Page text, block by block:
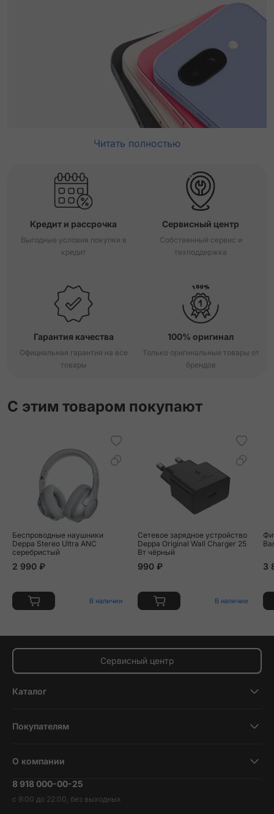
Читать полностью
Кредит и рассрочка
Выгодные условия покупки в
кредит
Сервисный центр
Собственный сервис и
техподдержка
Гарантия качества
Официальная гарантия на все
товары
100% оригинал
Только оригинальные товары от
брендов
С этим товаром покупают
Беспроводные наушники
Deppa Stereo Ultra ANC
серебристый
2 990 ₽
В наличии
Сетевое зарядное устройство
Deppa Original Wall Charger 25
Вт чёрный
990 ₽
В наличии
3
Сервисный центр
Каталог
Планшеты
Наушники и колонки
Покупателям
Трейд-ин
Гарантия и возврат
О компании
Вакансии
Контакты
8 918 000-00-25
с 9:00 до 22:00, без выходных